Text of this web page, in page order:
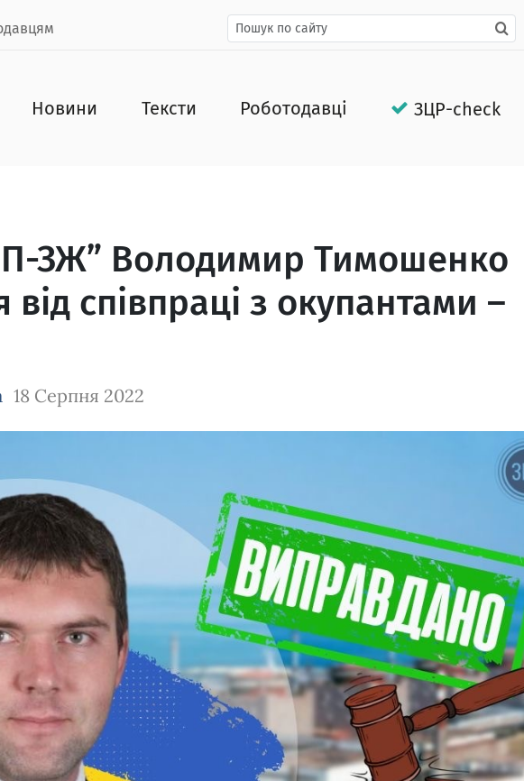
Новини Тексти Роботодавці ЗЦР-check
ЗЖ” Володимир Тимошенко
від співпраці з окупантами –
18 Серпня 2022